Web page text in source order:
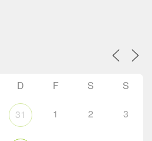
D F S S
31 1 2 3